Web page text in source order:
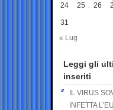
24 25 26
31
« Lug
Leggi gli
inseriti
IL VIRUS
INFETTA